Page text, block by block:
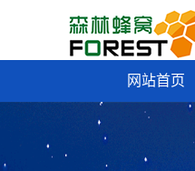
网站首页